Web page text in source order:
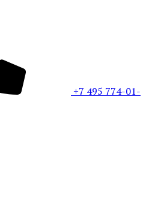
+7 495 774-01-